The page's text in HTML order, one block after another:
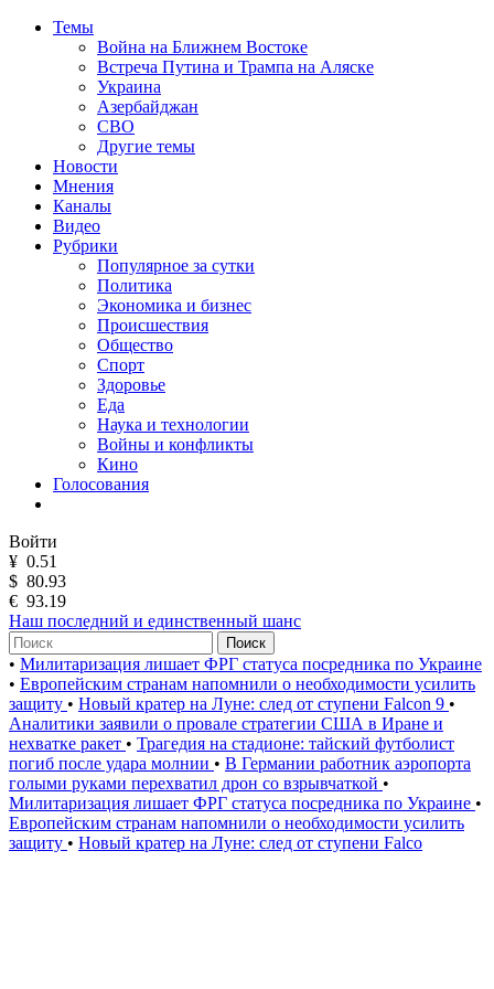
Темы
Война на Ближнем Востоке
Встреча Путина и Трампа на Аляске
Украина
Азербайджан
СВО
Другие темы
Новости
Мнения
Каналы
Видео
Рубрики
Популярное за сутки
Политика
Экономика и бизнес
Происшествия
Общество
Спорт
Здоровье
Еда
Наука и технологии
Войны и конфликты
Кино
Голосования
Войти
¥ 0.51
$ 80.93
€ 93.19
Наш последний и единственный шанс
Поиск
• Милитаризация лишает ФРГ статуса посредника по Украине
• Европейским странам напомнили о необходимости усилить
защиту • Новый кратер на Луне: след от ступени Falcon 9 •
Аналитики заявили о провале стратегии США в Иране и
нехватке ракет • Трагедия на стадионе: тайский футболист
погиб после удара молнии • В Германии работник аэропорта
голыми руками перехватил дрон со взрывчаткой •
Милитаризация лишает ФРГ статуса посредника по Украине •
Европейским странам напомнили о необходимости усилить
защиту • Новый кратер на Луне: след от ступени Falco